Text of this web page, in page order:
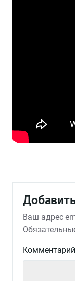
Ваш адрес
Комментарий